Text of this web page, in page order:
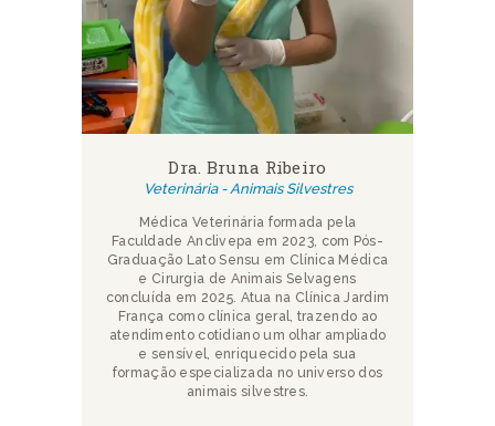
Dra. Bruna Ribeiro
Veterinária - Animais Silvestres
Médica Veterinária formada pela
Faculdade Anclivepa em 2023, com Pós-
Graduação Lato Sensu em Clínica Médica
e Cirurgia de Animais Selvagens
concluída em 2025. Atua na Clínica Jardim
França como clínica geral, trazendo ao
atendimento cotidiano um olhar ampliado
e sensível, enriquecido pela sua
formação especializada no universo dos
animais silvestres.